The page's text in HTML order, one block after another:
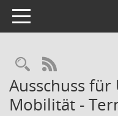
Toggle navigation
RSS-Feed
Ausschuss
Mobilität -